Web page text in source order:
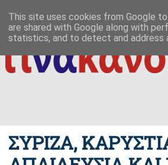
ΑΡΧΙΚΗ ΠΟΙΟΣ ΤΙ ΠΟΥ ΠΡΟΣ ΤΟ
ΕΠΙΚΟΙΝΩΝΙΑ
δημιουργία / εδαφικές, ανθρωπολογικές
ΣΥΡΙΖΑ,
This site uses cookies from Google
are shared with Google along with
statistics, and to detect and address